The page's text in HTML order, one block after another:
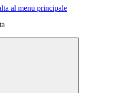
al menu principale